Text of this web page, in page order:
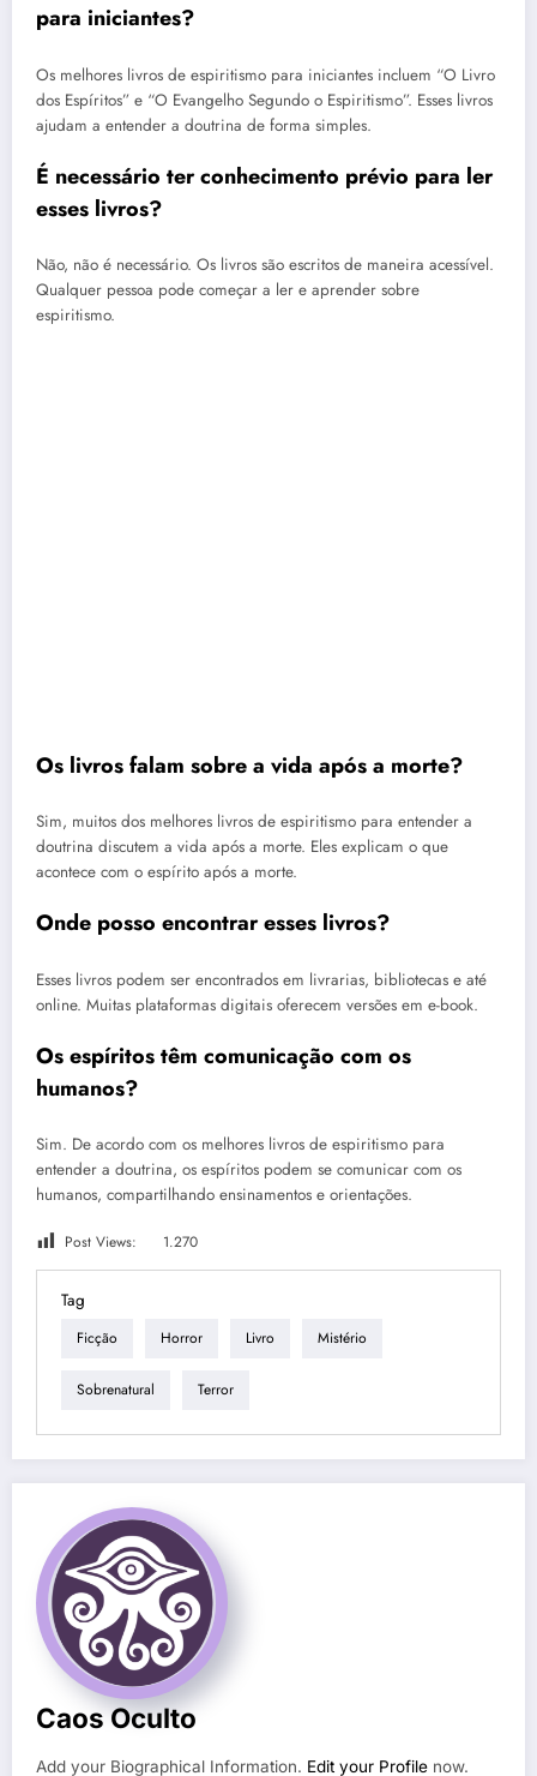
para iniciantes?
Os melhores livros de espiritismo para iniciantes incluem “O Livro
dos Espíritos” e “O Evangelho Segundo o Espiritismo”. Esses livros
ajudam a entender a doutrina de forma simples.
É necessário ter conhecimento prévio para ler
esses livros?
Não, não é necessário. Os livros são escritos de maneira acessível.
Qualquer pessoa pode começar a ler e aprender sobre
espiritismo.
Os livros falam sobre a vida após a morte?
Sim, muitos dos melhores livros de espiritismo para entender a
doutrina discutem a vida após a morte. Eles explicam o que
acontece com o espírito após a morte.
Onde posso encontrar esses livros?
Esses livros podem ser encontrados em livrarias, bibliotecas e até
online. Muitas plataformas digitais oferecem versões em e-book.
Os espíritos têm comunicação com os
humanos?
Sim. De acordo com os melhores livros de espiritismo para
entender a doutrina, os espíritos podem se comunicar com os
humanos, compartilhando ensinamentos e orientações.
Post Views: 1.270
Tag
Ficção Horror Livro Mistério
Sobrenatural Terror
Caos Oculto
Add your Biographical Information. Edit your Profile now.